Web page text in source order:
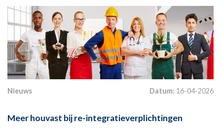
Nieuws Datum: 16-04-2026
Meer houvast bij re-integratieverplichtingen